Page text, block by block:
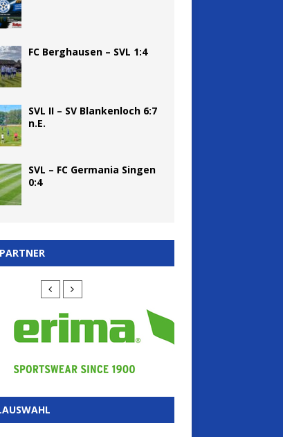
FC Berghausen – SVL 1:4
SVL II – SV Blankenloch 6:7
n.E.
SVL – FC Germania Singen
0:4